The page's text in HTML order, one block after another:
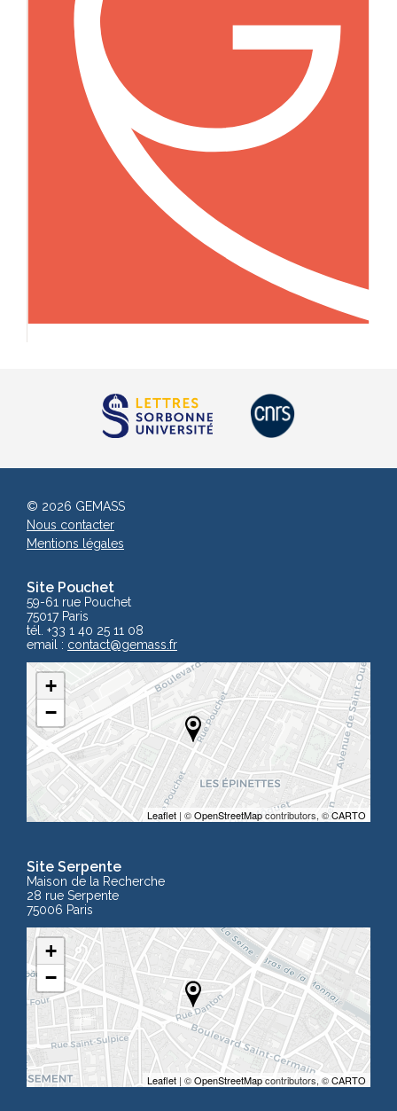
Site Pouchet
59-61 rue Pouchet
75017 Paris
tél. +33 1 40 25 11 08
email : contact@gemass.fr
+
−
Leaflet | ©OpenStreetMapcontributors, ©CARTO
Site Serpente
Maison de la Recherche
28 rue Serpente
75006 Paris
+
−
Leaflet | ©OpenStreetMapcontributors, ©CARTO
© 2026 GEMASS
Nous contacter
Mentions légales